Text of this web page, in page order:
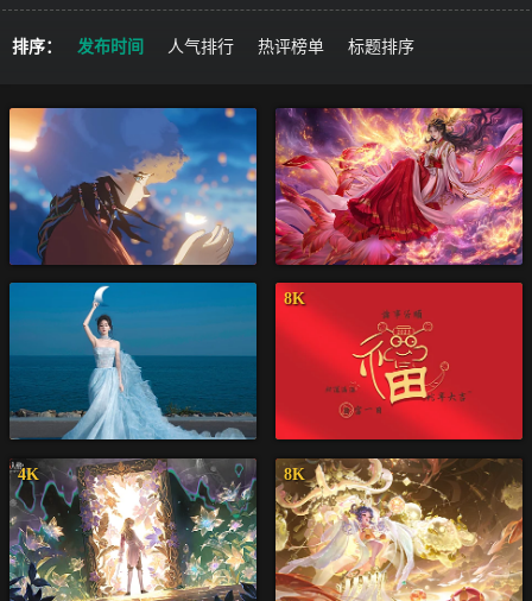
黄色
橙色 棕色 灰色
黑色
彩色
排序： 发布时间 人气排行 热评榜单 标题排序
8K
4K 8K